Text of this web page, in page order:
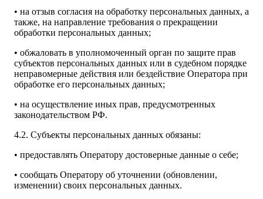
• на отзыв согласия на обработку персональных данных, а
также, на направление требования о прекращении
обработки персональных данных;
• обжаловать в уполномоченный орган по защите прав
субъектов персональных данных или в судебном порядке
неправомерные действия или бездействие Оператора при
обработке его персональных данных;
• на осуществление иных прав, предусмотренных
законодательством РФ.
4.2. Субъекты персональных данных обязаны:
• предоставлять Оператору достоверные данные о себе;
• сообщать Оператору об уточнении (обновлении,
изменении) своих персональных данных.